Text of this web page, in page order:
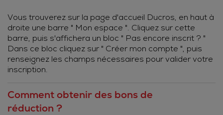
Vous trouverez sur la page d'accueil Ducros, en haut à
droite une barre " Mon espace ". Cliquez sur cette
barre, puis s'affichera un bloc " Pas encore inscrit ? "
Dans ce bloc cliquez sur " Créer mon compte ", puis
renseignez les champs nécessaires pour valider votre
inscription.
Comment obtenir des bons de
réduction ?